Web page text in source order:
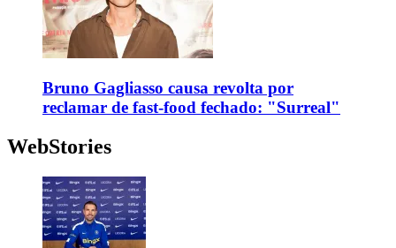
Bruno Gagliasso causa revolta por
reclamar de fast-food fechado: "Surreal"
WebStories